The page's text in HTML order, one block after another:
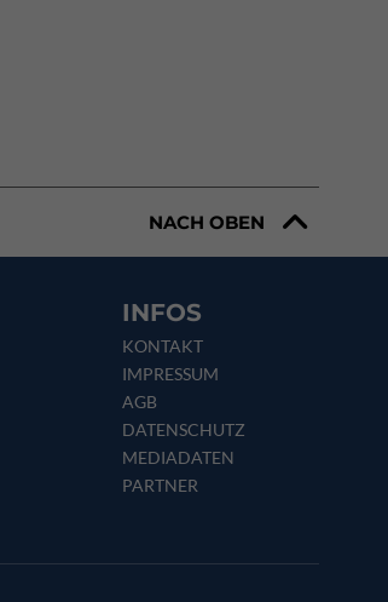
NACH OBEN
INFOS
KONTAKT
IMPRESSUM
AGB
DATENSCHUTZ
MEDIADATEN
PARTNER